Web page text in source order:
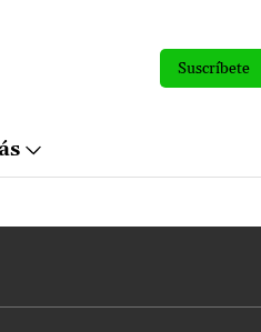
Suscríbete